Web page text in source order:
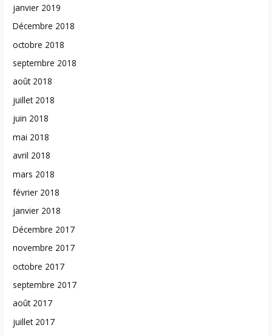
janvier 2019
Décembre 2018
octobre 2018
septembre 2018
août 2018
juillet 2018
juin 2018
mai 2018
avril 2018
mars 2018
février 2018
janvier 2018
Décembre 2017
novembre 2017
octobre 2017
septembre 2017
août 2017
juillet 2017